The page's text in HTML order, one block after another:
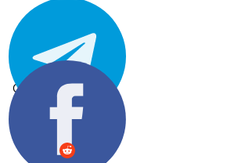
Chia sẻ: